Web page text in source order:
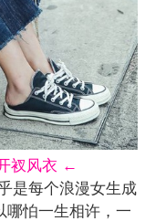
衩风衣 ←
每个浪漫女生成
哪怕一生相许，一